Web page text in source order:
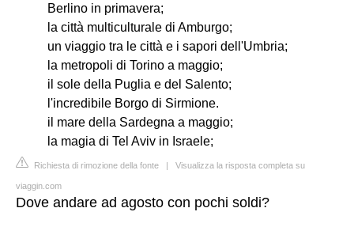
Berlino in primavera;
la città multiculturale di Amburgo;
un viaggio tra le città e i sapori dell'Umbria;
la metropoli di Torino a maggio;
il sole della Puglia e del Salento;
l'incredibile Borgo di Sirmione.
il mare della Sardegna a maggio;
la magia di Tel Aviv in Israele;
Richiesta di rimozione della fonte | Visualizza la risposta completa su
viaggin.com
Dove andare ad agosto con pochi soldi?